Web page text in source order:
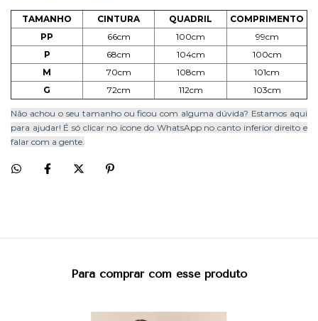
TAMANHO CINTURA QUADRIL
COMPRIMENTO
PP
66cm 100cm
99cm
P
68cm 104cm
100cm
M
70cm 108cm
101cm
G
72cm 112cm 103cm
Não achou o seu tamanho ou ficou com alguma dúvida? Estamos aqui
para ajudar! É só clicar no ícone do WhatsApp no canto inferior direito e
falar com a gente.
Para comprar com esse produto